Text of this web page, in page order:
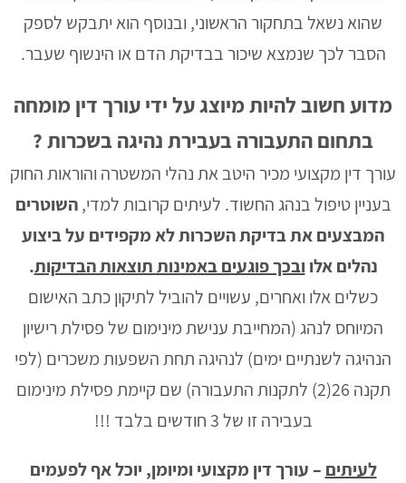
שהוא נשאל בתחקור הראשוני, ובנוסף הוא יתבקש לספק
הסבר לכך שנמצא שיכור בבדיקת הדם או הינשוף שעבר.
מדוע חשוב להיות מיוצג על ידי עורך דין מומחה
בתחום התעבורה בעבירת נהיגה בשכרות?
עורך דין מקצועי מכיר היטב את נהלי המשטרה והוראות החוק
בעניין טיפול בנהג החשוד. לעיתים קרובות למדי,השוטרים
המבצעים את בדיקת השכרות לא מקפידים על ביצוע
נהלים אלו ובכך פוגעים באמינות תוצאות הבדיקות.
כשלים אלו ואחרים, עשויים להוביל לתיקון כתב האישום
המיוחס לנהג (המחייבת ענישת מינימום של פסילת רישיון
הנהיגה לשנתיים ימים) לנהיגה תחת השפעות משכרים (לפי
תקנה 26(2) לתקנות התעבורה) שם קיימת פסילת מינימום
בעבירה זו של 3 חודשים בלבד !!!
לעיתים – עורך דין מקצועי ומיומן, יוכל אף לפעמים